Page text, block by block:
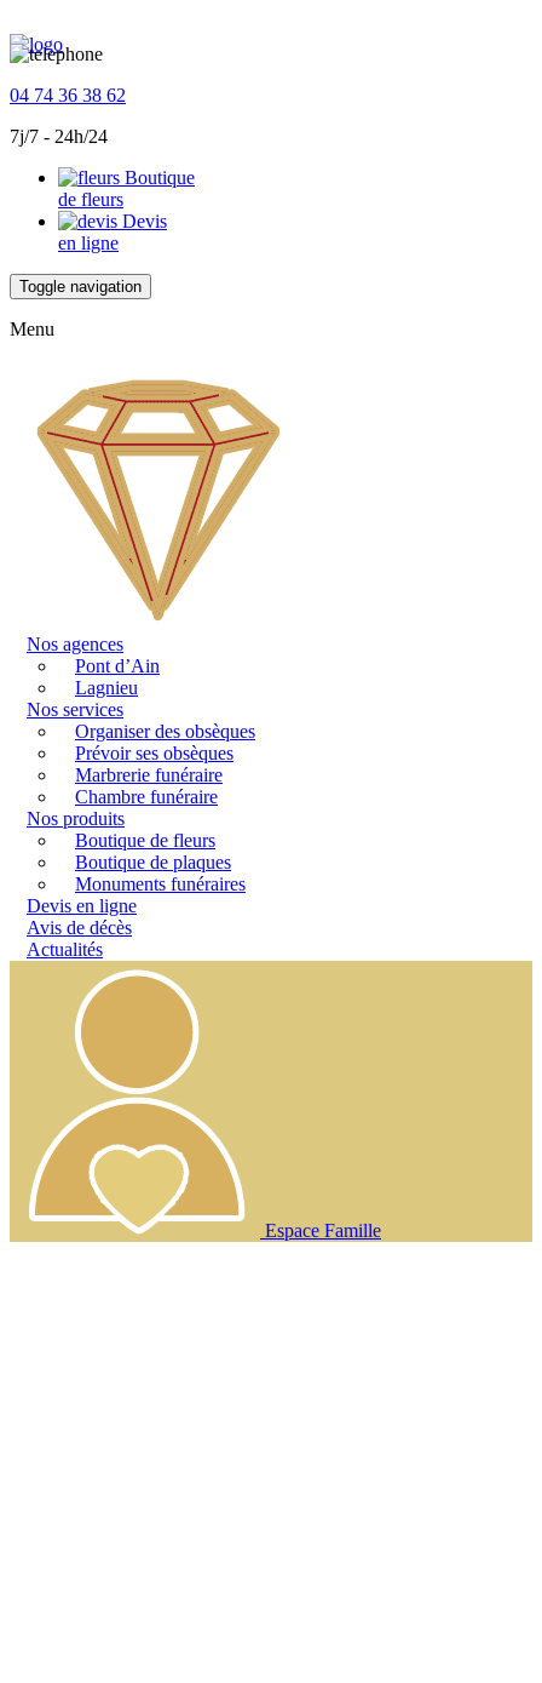
04 74 36 38 62
7j/7 - 24h/24
Boutique
de fleurs
Devis
en ligne
Toggle navigation
Menu
Nos agences
Pont d’Ain
Lagnieu
Nos services
Organiser des obsèques
Prévoir ses obsèques
Marbrerie funéraire
Chambre funéraire
Nos produits
Boutique de fleurs
Boutique de plaques
Monuments funéraires
Devis en ligne
Avis de décès
Actualités
Espace Famille